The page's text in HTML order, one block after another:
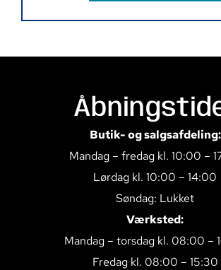
Butik- og salgsafdeling:
Mandag – fredag kl. 10:00 –
Lørdag kl. 10:00 – 14:00
Søndag: Lukket
Værksted:
Mandag – torsdag kl. 08:00 –
Fredag kl. 08:00 – 15:30